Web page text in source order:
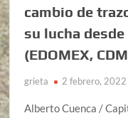
cambio de
su lucha
(EDOMEX,
grieta 2 febrero, 2022
Alberto Cuenca /